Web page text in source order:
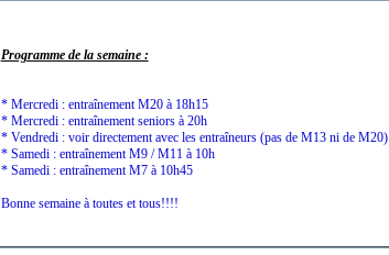
Programme de la semaine :
* Mercredi : entraînement M20 à 18h15
* Mercredi : entraînement seniors à 20h
* Vendredi : voir directement avec les entraîneurs (pas de M13 ni de M20)
* Samedi : entraînement M9 / M11 à 10h
* Samedi : entraînement M7 à 10h45
Bonne semaine à toutes et tous!!!!